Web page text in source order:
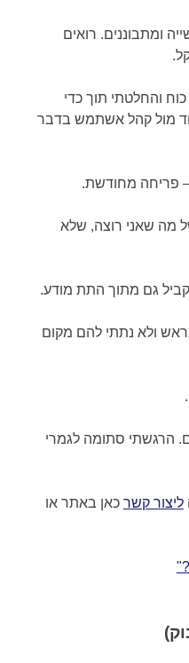
ומתבוננים. רואים
והחלטתי תוך כדי
מול קהל אשתמש בדבר
פריחה מחודשת.
מה שאני רוצה, שלא
גם מתוך התת מודע.
ולא נתתי להם מקום
הרגשתי סתומה לגמרי
ליצור קשר כאן באתר או